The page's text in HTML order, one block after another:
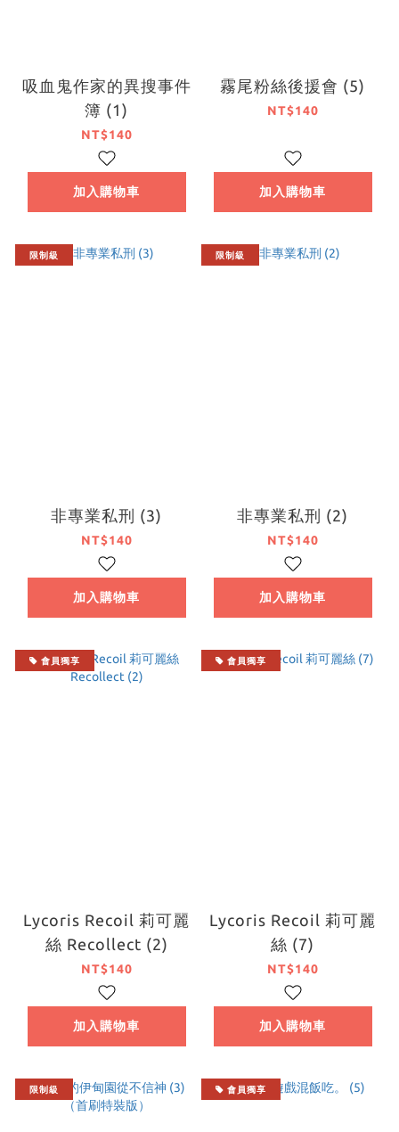
吸血鬼作家的異搜事件
簿 (1)
NT$140
加入購物車
霧尾粉絲後援會 (5)
NT$140
加入購物車
限制級
非專業私刑 (3)
NT$140
加入購物車
限制級
非專業私刑 (2)
NT$140
加入購物車
會員獨享
Lycoris Recoil 莉可麗
絲 Recollect (2)
NT$140
加入購物車
會員獨享
Lycoris Recoil 莉可麗
絲 (7)
NT$140
加入購物車
限制級 會員獨享